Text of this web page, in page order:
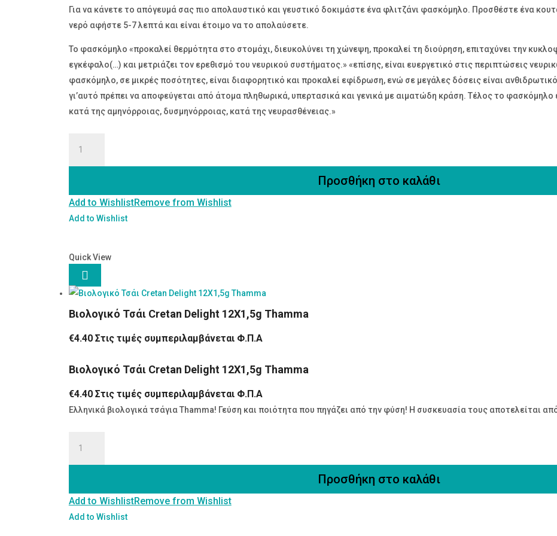
Για να κάνετε το απόγευμά σας πιο απολαυστικό και γευστικό δοκιμάστε ένα φλιτζάνι φασκόμηλο. Προσθέστε ένα
νερό αφήστε 5-7 λεπτά και είναι έτοιμο να το απολαύσετε.
Το φασκόμηλο «προκαλεί θερμότητα στο στομάχι, διευκολύνει τη χώνεψη, προκαλεί τη διούρηση, επιταχύνει την
εγκέφαλο(…) και μετριάζει τον ερεθισμό του νευρικού συστήματος.» «επίσης, είναι ευεργετικό στις περιπτώσεις
φασκόμηλο, σε μικρές ποσότητες, είναι διαφορητικό και προκαλεί εφίδρωση, ενώ σε μεγάλες δόσεις είναι
γι’αυτό πρέπει να αποφεύγεται από άτομα πληθωρικά, υπερτασικά και γενικά με αιματώδη κράση. Τέλος το φασκόμηλο
κατά της αμηνόρροιας, δυσμηνόρροιας, κατά της νευρασθένειας.»
Προσθήκη στο καλάθι
Add to WishlistRemove from Wishlist
Add to Wishlist
Quick View

Βιολογικό Τσάι Cretan Delight 12Χ1,5g Thamma
€4.40 Στις τιμές συμπεριλαμβάνεται Φ.Π.Α
Βιολογικό Τσάι Cretan Delight 12Χ1,5g Thamma
€4.40 Στις τιμές συμπεριλαμβάνεται Φ.Π.Α
Ελληνικά βιολογικά τσάγια Thamma! Γεύση και ποιότητα που πηγάζει από την φύση! Η συσκευασία τους αποτελείται
12Χ1,5g
Thamma
Προσθήκη στο καλάθι
Add to WishlistRemove from Wishlist
Add to Wishlist